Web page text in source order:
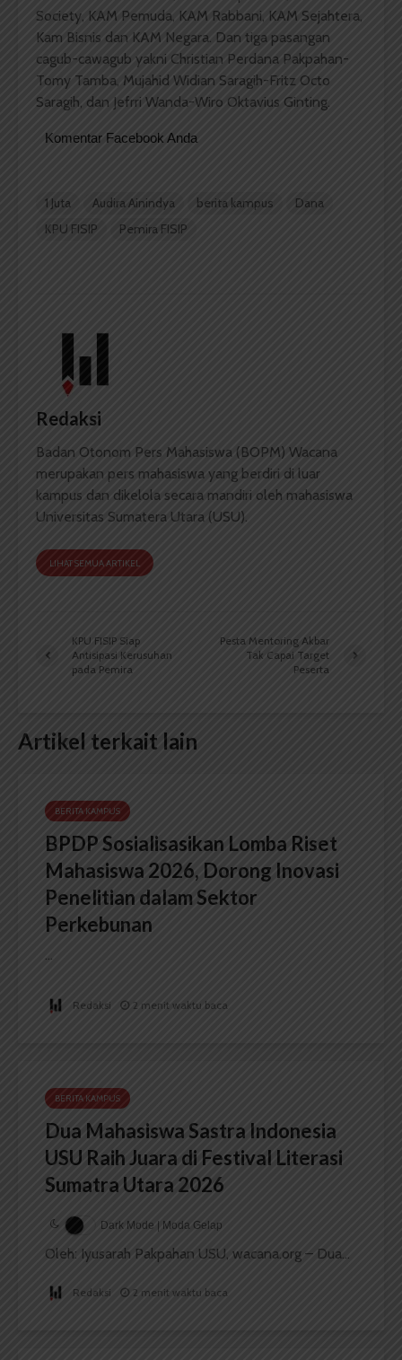
Society, KAM Pemuda, KAM Rabbani, KAM Sejahtera,
Kam Bisnis dan KAM Negara. Dan tiga pasangan
cagub-cawagub yakni Christian Perdana Pakpahan-
Tomy Tamba, Mujahid Widian Saragih-Fritz Octo
Saragih, dan Jefrri Wanda-Wiro Oktavius Ginting.
Komentar Facebook Anda
1 Juta Audira Ainindya berita kampus
Dana
KPU FISIP
Pemira FISIP
Redaksi
Badan Otonom Pers Mahasiswa (BOPM) Wacana
merupakan pers mahasiswa yang berdiri di luar
kampus dan dikelola secara mandiri oleh mahasiswa
Universitas Sumatera Utara (USU).
LIHAT SEMUA ARTIKEL
KPU FISIP Siap
Antisipasi Kerusuhan
pada Pemira
Pesta Mentoring Akbar
Tak Capai Target
Peserta
Artikel terkait lain
BERITA KAMPUS
BPDP Sosialisasikan Lomba Riset
Mahasiswa 2026, Dorong Inovasi
Penelitian dalam Sektor
Perkebunan
...
Redaksi 2 menit waktu baca
BERITA KAMPUS
Dua Mahasiswa Sastra Indonesia
USU Raih Juara di Festival Literasi
Sumatra Utara 2026
Dark Mode | Moda Gelap
Oleh: Iyusarah Pakpahan USU, wacana.org – Dua...
Redaksi 2 menit waktu baca